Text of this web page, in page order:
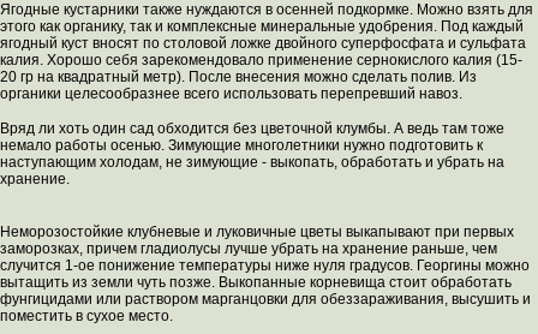
Ягодные кустарники также нуждаются в осенней подкормке. Можно взять для
этого как органику, так и комплексные минеральные удобрения. Под каждый
ягодный куст вносят по столовой ложке двойного суперфосфата и сульфата
калия. Хорошо себя зарекомендовало применение сернокислого калия (15-
20 гр на квадратный метр). После внесения можно сделать полив. Из
органики целесообразнее всего использовать перепревший навоз.
Вряд ли хоть один сад обходится без цветочной клумбы. А ведь там тоже
немало работы осенью. Зимующие многолетники нужно подготовить к
наступающим холодам, не зимующие - выкопать, обработать и убрать на
хранение.
Неморозостойкие клубневые и луковичные цветы выкапывают при первых
заморозках, причем гладиолусы лучше убрать на хранение раньше, чем
случится 1-ое понижение температуры ниже нуля градусов. Георгины можно
вытащить из земли чуть позже. Выкопанные корневища стоит обработать
фунгицидами или раствором марганцовки для обеззараживания, высушить и
поместить в сухое место.